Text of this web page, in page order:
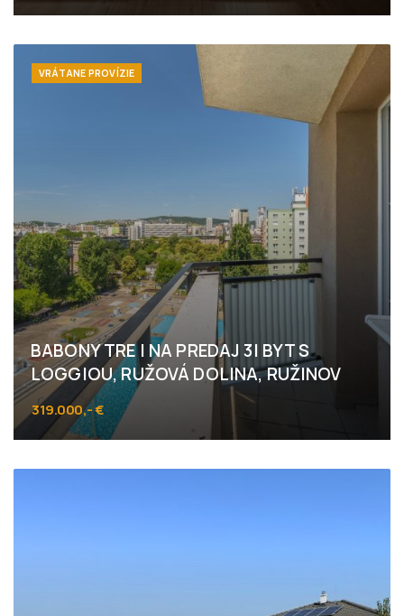
VRÁTANE PROVÍZIE
BABONY TRE I NA PREDAJ 3I BYT S
LOGGIOU, RUŽOVÁ DOLINA, RUŽINOV
319.000,- €